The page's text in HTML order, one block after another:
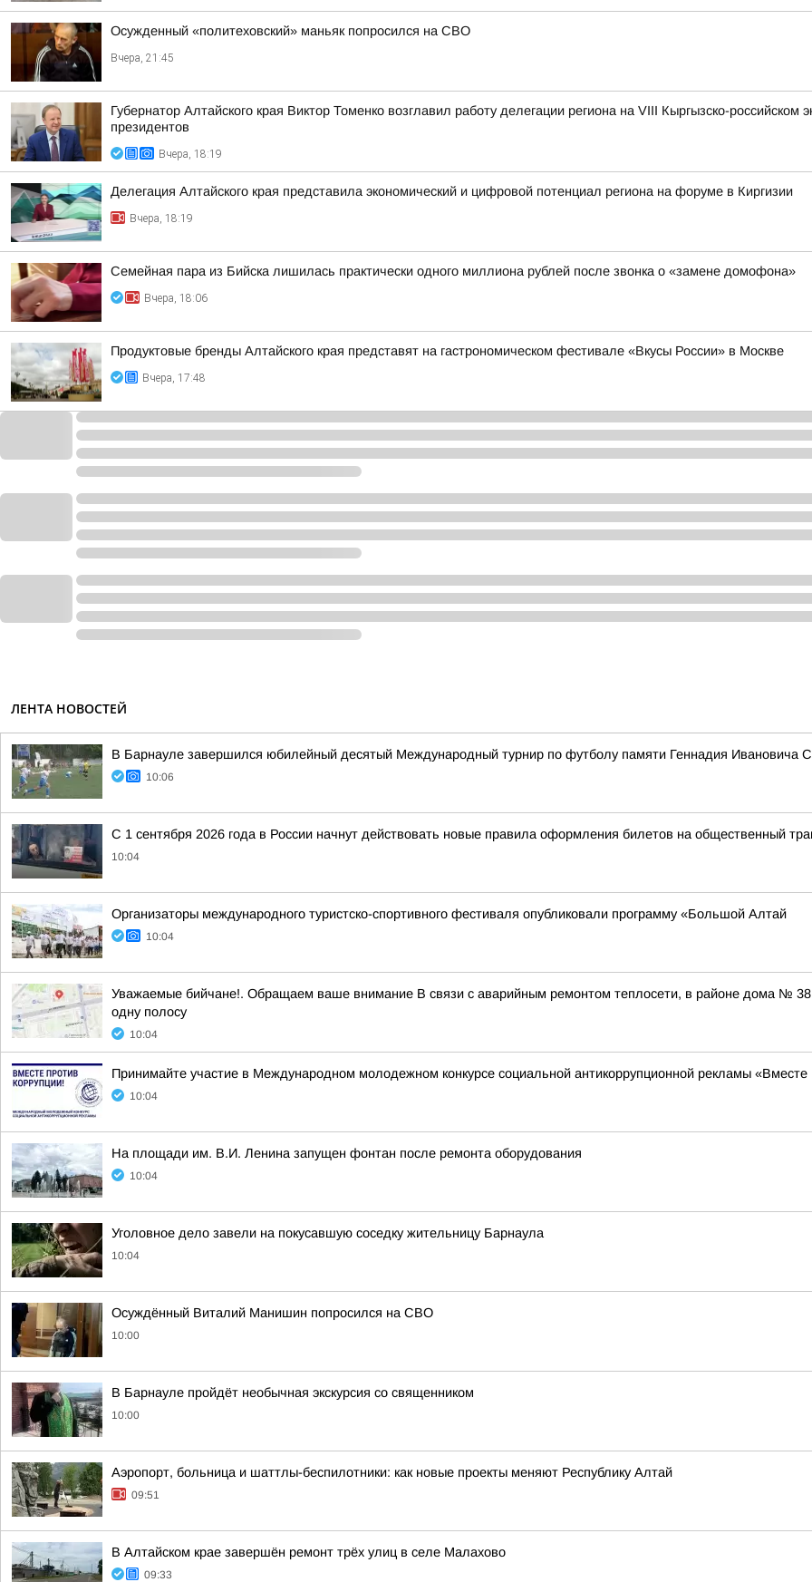
Осужденный «политеховский» маньяк попросился на СВО
Вчера, 21:45
Губернатор Алтайского края Виктор Томенко возглавил работу делегации региона на VIII Кыргызско-
президентов
Вчера, 18:19
Делегация Алтайского края представила экономический и цифровой потенциал региона на форуме в Киргизии
Вчера, 18:19
Семейная пара из Бийска лишилась практически одного миллиона рублей после звонка о «замене домофона»
Вчера, 18:06
Продуктовые бренды Алтайского края представят на гастрономическом фестивале «Вкусы России» в Москве
Вчера, 17:48
ЛЕНТА НОВОСТЕЙ
В Барнауле завершился юбилейный десятый Международный турнир по футболу памяти Геннадия Ивановича
10:06
С 1 сентября 2026 года в России начнут действовать новые правила оформления билетов на общественный
10:04
Организаторы международного туристско-спортивного фестиваля опубликовали программу «Большой Алтай
10:04
Уважаемые бийчане!. Обращаем ваше внимание В связи с аварийным ремонтом теплосети, в районе дома № 38
одну полосу
10:04
Принимайте участие в Международном молодежном конкурсе социальной антикоррупционной рекламы «Вместе
10:04
На площади им. В.И. Ленина запущен фонтан после ремонта оборудования
10:04
Уголовное дело завели на покусавшую соседку жительницу Барнаула
10:04
Осуждённый Виталий Манишин попросился на СВО
10:00
В Барнауле пройдёт необычная экскурсия со священником
10:00
Аэропорт, больница и шаттлы-беспилотники: как новые проекты меняют Республику Алтай
09:51
В Алтайском крае завершён ремонт трёх улиц в селе Малахово
09:33